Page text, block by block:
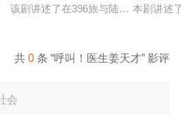
江逾白长大以后，林知夏忽然对他说
该剧讲述了在396旅与陆军步兵学院
本剧讲述
共0 条 “呼叫！医生姜天才” 影评